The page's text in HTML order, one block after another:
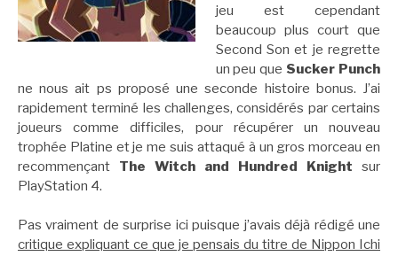
jeu est cependant
beaucoup plus court que
Second Son et je regrette
un peu que Sucker Punch
ne nous ait ps proposé une seconde histoire bonus. J’ai
rapidement terminé les challenges, considérés par certains
joueurs comme difficiles, pour récupérer un nouveau
trophée Platine et je me suis attaqué à un gros morceau en
recommençant The Witch and Hundred Knight sur
PlayStation 4.
Pas vraiment de surprise ici puisque j’avais déjà rédigé une
critique expliquant ce que je pensais du titre de Nippon Ichi